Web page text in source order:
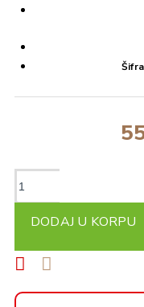
DODAJ U KORPU